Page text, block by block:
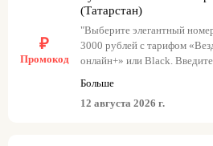
₽
Промокод
(Татарстан)
"Выберите элегантный
3000 рублей с тарифом
онлайн+» или Black.
бесплатно."
Промокод goldkazan3 с
онлайн»
Больше
12 августа 2026 г.